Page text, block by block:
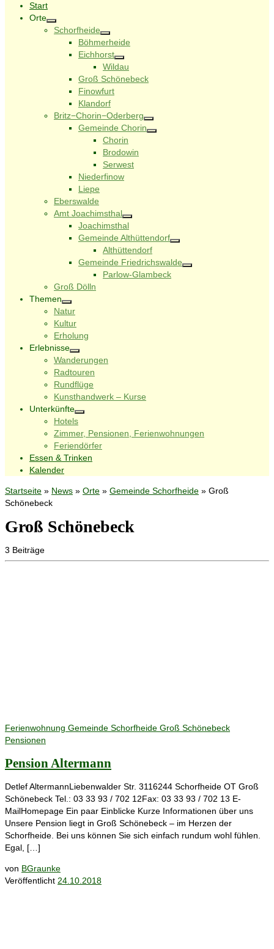
Start
Orte
Schorfheide
Böhmerheide
Eichhorst
Wildau
Groß Schönebeck
Finowfurt
Klandorf
Britz−Chorin−Oderberg
Gemeinde Chorin
Chorin
Brodowin
Serwest
Niederfinow
Liepe
Eberswalde
Amt Joachimsthal
Joachimsthal
Gemeinde Althüttendorf
Althüttendorf
Gemeinde Friedrichswalde
Parlow-Glambeck
Groß Dölln
Themen
Natur
Kultur
Erholung
Erlebnisse
Wanderungen
Radtouren
Rundflüge
Kunsthandwerk – Kurse
Unterkünfte
Hotels
Zimmer, Pensionen, Ferienwohnungen
Feriendörfer
Essen & Trinken
Kalender
Startseite » News » Orte » Gemeinde Schorfheide » Groß
Schönebeck
Groß Schönebeck
3 Beiträge
Ferienwohnung Gemeinde Schorfheide Groß Schönebeck
Pensionen
Pension Altermann
Detlef AltermannLiebenwalder Str. 3116244 Schorfheide OT Groß
Schönebeck Tel.: 03 33 93 / 702 12Fax: 03 33 93 / 702 13 E-
MailHomepage Ein paar Einblicke Kurze Informationen über uns
Unsere Pension liegt in Groß Schönebeck – im Herzen der
Schorfheide. Bei uns können Sie sich einfach rundum wohl fühlen.
Egal, […]
von BGraunke
Veröffentlicht 24.10.2018